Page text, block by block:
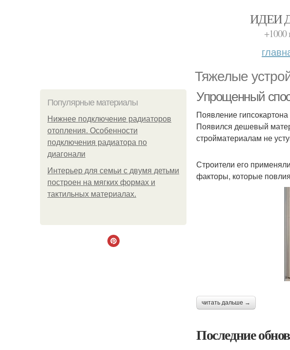
ИДЕИ
+1000
Тяжелые
Популярные материалы
Нижнее подключение радиаторов
отопления. Особенности
подключения радиатора по
диагонали
Интерьер для семьи с двумя детьми
построен на мягких формах и
тактильных материалах.
Упрощенный
Появление
Появился дешевый
стройматериалам не
Строители его
факторы, которые
читать дальше →
Последние